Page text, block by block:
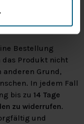
werden.
Bestellung
das Produkt nicht
Grund,
In jedem Fall
bis zu 14 Tage
zu widerrufen.
und